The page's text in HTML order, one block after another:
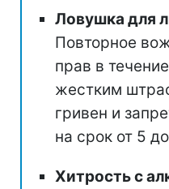
Ловушка для
Повторное
прав в
жестким
гривен и
на срок от 5
Хитрость с